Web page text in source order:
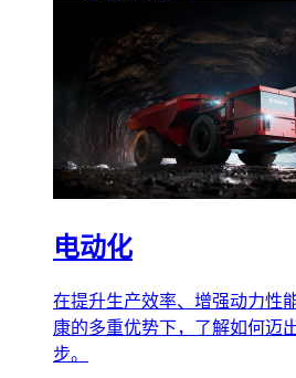
电动化
在提升生产效率、增强动力性
康的多重优势下，了解如何迈
步。